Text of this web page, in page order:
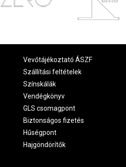
Vevőtájékoztató ÁSZF
Szállítási feltételek
Színskálák
Vendégkönyv
GLS csomagpont
Biztonságos fizetés
Hűségpont
Hajgöndörítők